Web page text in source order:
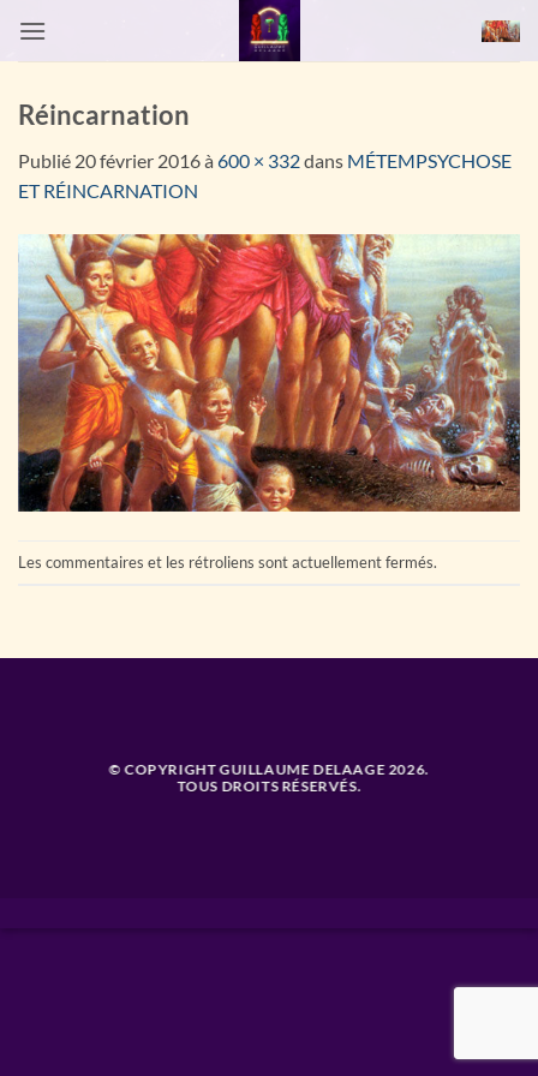
Réincarnation
Publié 20 février 2016à 600 × 332dans MÉTEMPSYCHOSE
ET RÉINCARNATION
Les commentaires et les rétroliens sont actuellement fermés.
© COPYRIGHT GUILLAUME DELAAGE 2026.
TOUS DROITS RÉSERVÉS.